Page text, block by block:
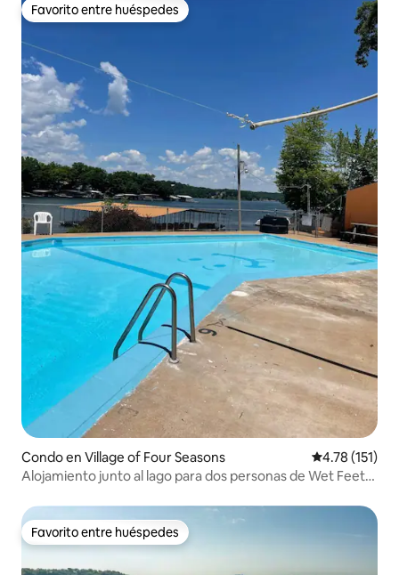
Favorito entre huéspedes
Favorito entre huéspedes
Condo en Village of Four Seasons Calificación
4.78 (151)
Alojamiento junto al lago para dos personas de Wet Feet
Favorito entre huéspedes
Favorito entre huéspedes